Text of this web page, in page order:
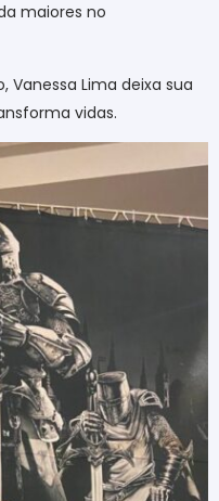
maiores no
Vanessa Lima deixa sua
vidas.